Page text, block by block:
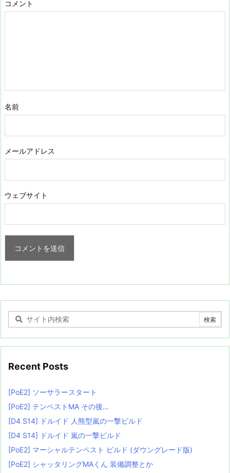
コメント
名前
メールアドレス
ウェブサイト
Recent Posts
[PoE2] ソーサラースタート
[PoE2] テンペストMA その後…
[D4 S14] ドルイド 人熊型嵐の一撃ビルド
[D4 S14] ドルイド 嵐の一撃ビルド
[PoE2] マーシャルテンペスト ビルド (ダウングレード版)
[PoE2] シャッタリングMAくん 装備調整とか